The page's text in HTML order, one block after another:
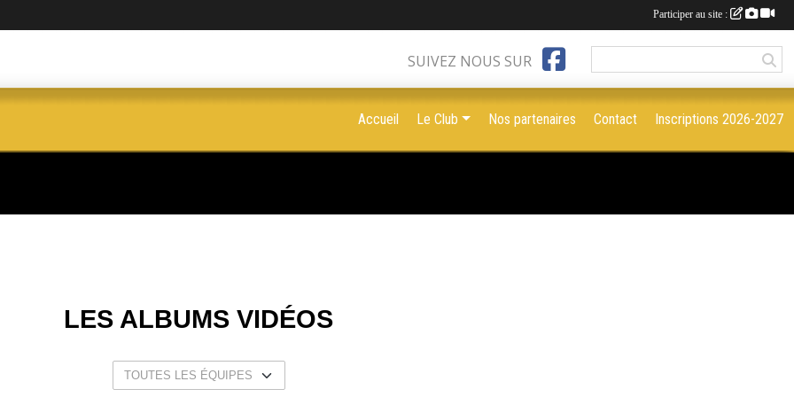
LES ALBUMS VIDÉOS
SUIVEZ NOUS SUR
Accueil Le Club Nos partenaires Contact Inscriptions 2026-2027
Participer au site :